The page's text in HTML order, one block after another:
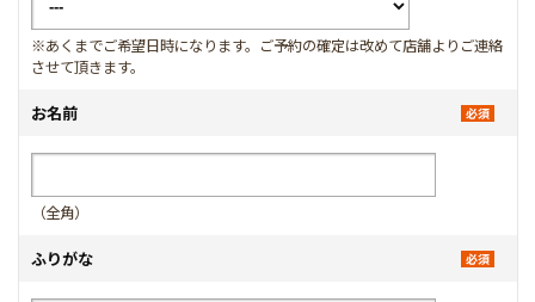
※あくまでご希望日時になります。ご予約の確定は改めて店舗よりご連絡
させて頂きます。
お名前
（全角）
ふりがな